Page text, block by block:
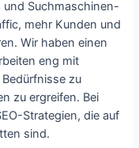
und Suchmaschinen-
mehr Kunden und
Wir haben einen
eng mit
zu
zu ergreifen. Bei
Strategien, die auf
sind.